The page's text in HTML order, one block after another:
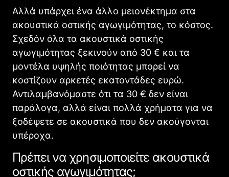
Αλλά υπάρχει ένα άλλο μειονέκτημα στα
ακουστικά οστικής αγωγιμότητας, το κόστος.
Σχεδόν όλα τα ακουστικά οστικής
αγωγιμότητας ξεκινούν από 30 € και τα
μοντέλα υψηλής ποιότητας μπορεί να
κοστίζουν αρκετές εκατοντάδες ευρώ.
Αντιλαμβανόμαστε ότι τα 30 € δεν είναι
παράλογα, αλλά είναι πολλά χρήματα για να
ξοδέψετε σε ακουστικά που δεν ακούγονται
υπέροχα.
Πρέπει να χρησιμοποιείτε ακουστικά
οστικής αγωγιμότητας;